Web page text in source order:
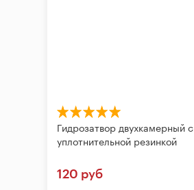
Гидрозатвор двухкамерный с
уплотнительной резинкой
120 руб